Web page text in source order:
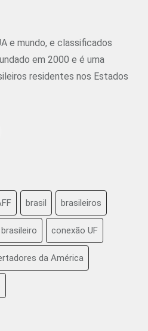
e mundo, e classificados
em 2000 e é uma
residentes nos Estados
brasil brasileiros
conexão UF
da América